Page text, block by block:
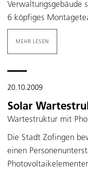
Verwaltungsgebäude
6 köpfiges
MEHR LESEN
20.10.2009
Solar
Wartestruktur mit
Die Stadt Zofingen
einen